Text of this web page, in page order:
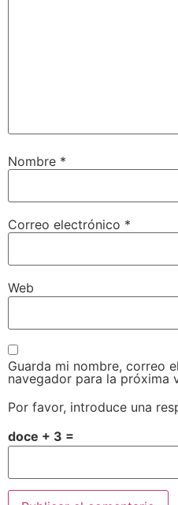
Nombre *
Correo electrónico *
Web
Guarda mi nombre, correo
navegador para la próxima
Por favor, introduce una
doce + 3 =